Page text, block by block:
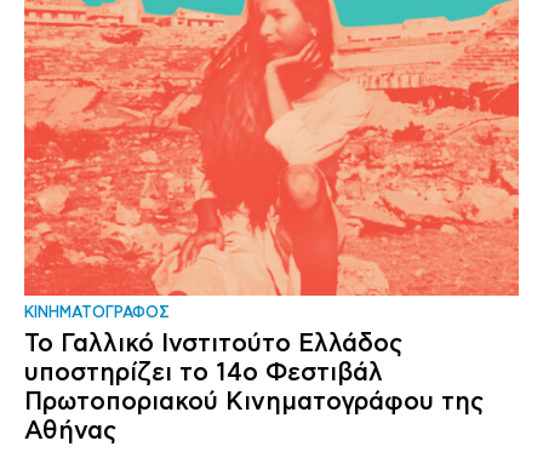
ΚΙΝΗΜΑΤΟΓΡΑΦΟΣ
Το Γαλλικό Ινστιτούτο Ελλάδος
υποστηρίζει το 14ο Φεστιβάλ
Πρωτοποριακού Κινηματογράφου της
Αθήνας